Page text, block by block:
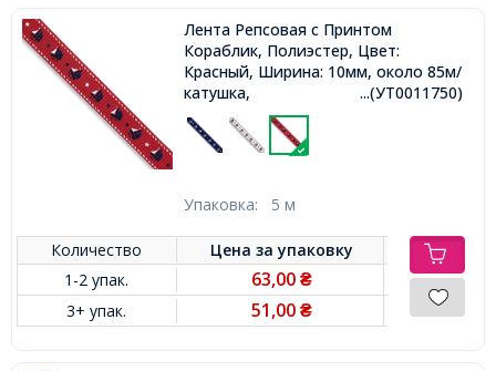
Лента Репсовая с Принтом
Кораблик, Полиэстер, Цвет:
Красный, Ширина: 10мм, около 85м/
катушка,
...(УТ0011750)
Упаковка: 5 м
Количество Цена заупаковку
1-2 упак.
63,00₴
3+ упак. 51,00₴